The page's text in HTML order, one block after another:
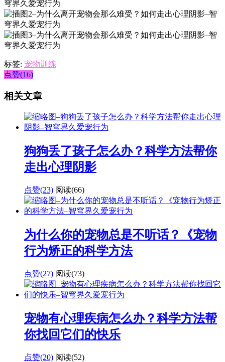
标签: 宠物训练
点赞(16)
相关文章
狗狗丢了孩子怎么办？科学方法帮你
走出心理阴影
点赞(23) 阅读(66)
为什么你的宠物总是不听话？《宠物
行为矫正的科学方法
点赞(27) 阅读(73)
宠物有心理疾病怎么办？科学方法帮
你找回它们的快乐
点赞(20) 阅读(52)